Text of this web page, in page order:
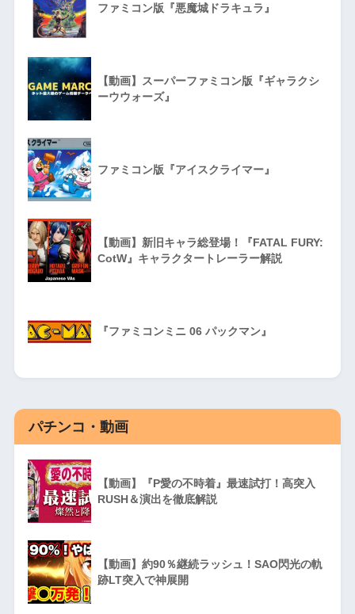
ファミコン版『悪魔城ドラキュラ』
【動画】スーパーファミコン版『ギャラクシ
ーウウォーズ』
ファミコン版『アイスクライマー』
【動画】新旧キャラ総登場！『FATAL FURY:
CotW』キャラクタートレーラー解説
『ファミコンミニ 06 パックマン』
パチンコ・動画
【動画】『P愛の不時着』最速試打！高突入
RUSH＆演出を徹底解説
【動画】約90％継続ラッシュ！SAO閃光の軌
跡LT突入で神展開